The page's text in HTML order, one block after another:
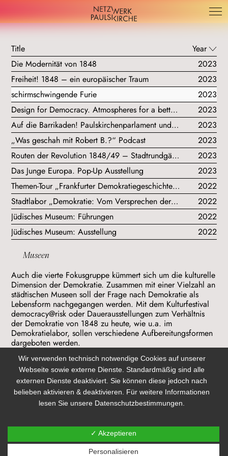
Title
Year
Die Modernität von 1848
2023
Freiheit! 1848 – ein europäischer Traum
2023
schirmschwingende Furie
2023
Design for Democracy. Atmospheres for a better life
2023
Auf die Barrikaden! Paulskirchenparlament und Revolution 1848/49 in Frankfurt
2023
„Was geschah mit Robert B.?“ Podcast
2023
Routen der Revolution 1848/49 – Stadtrundgänge
2023
Das Junge Europa. Pop-Up Ausstellung
2023
Themen-Tour „Frankfurter Demokratiegeschichte(n). 1848 bis heute“
2022
Stadtlabor „Demokratie: Vom Versprechen der Gleichheit“
2022
Jüdisches Museum: Führungen
2022
Jüdisches Museum: Ausstellung
2022
Museen
Auch die vierte Fokusgruppe kümmert sich um die kulturelle
Dimension der Demokratie. Zusammen mit einer Vielzahl an
städtischen Museen soll der Frage nach Demokratie als
Lebensform nachgegangen werden. Mit dem Kulturfestival
democracy@risk oder Dauerausstellungen zum Verhältnis
der Demokratie von 1848 zu heute, wie u.a. im
Demokratielabor, sollen verschiedene Aufbereitungsformen
dargeboten werden.
Impressum
Datenschutz
Über Uns
Wir verwenden technisch notwendige Cookies auf unserer
Webseite sowie externe Dienste. Standardmäßig sind alle
externen Dienste deaktiviert. Sie können diese jedoch nach
belieben aktivieren & deaktivieren. Für weitere Informationen
lesen Sie unsere Datenschutzbestimmungen.
✓ Akzeptieren
Personalisieren